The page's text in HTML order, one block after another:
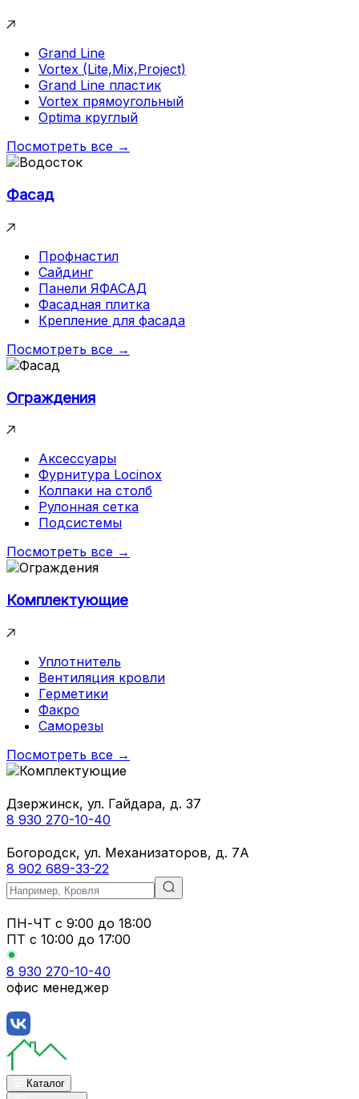
Grand Line
Vortex (Lite,Mix,Project)
Grand Line пластик
Vortex прямоугольный
Optima круглый
Посмотреть все →
Фасад
Профнастил
Сайдинг
Панели ЯФАСАД
Фасадная плитка
Крепление для фасада
Посмотреть все →
Ограждения
Аксессуары
Фурнитура Locinox
Колпаки на столб
Рулонная сетка
Подсистемы
Посмотреть все →
Комплектующие
Уплотнитель
Вентиляция кровли
Герметики
Факро
Саморезы
Посмотреть все →
Дзержинск, ул. Гайдара, д. 37
8 930 270-10-40
Богородск, ул. Механизаторов, д. 7А
8 902 689-33-22
ПН-ЧТ с 9:00 до 18:00
ПТ с 10:00 до 17:00
8 930 270-10-40
офис менеджер
Каталог